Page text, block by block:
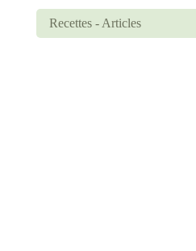
Recettes - Articles